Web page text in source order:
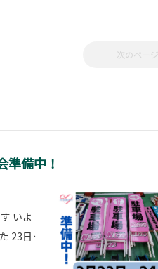
次のページ
備中！
いよ
23日･